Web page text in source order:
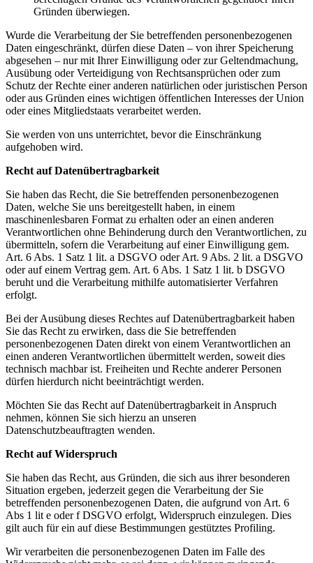
Gründen überwiegen.
Wurde die Verarbeitung der Sie betreffenden personenbezogenen
Daten eingeschränkt, dürfen diese Daten – von ihrer Speicherung
abgesehen – nur mit Ihrer Einwilligung oder zur Geltendmachung,
Ausübung oder Verteidigung von Rechtsansprüchen oder zum
Schutz der Rechte einer anderen natürlichen oder juristischen Person
oder aus Gründen eines wichtigen öffentlichen Interesses der Union
oder eines Mitgliedstaats verarbeitet werden.
Sie werden von uns unterrichtet, bevor die Einschränkung
aufgehoben wird.
Recht auf Datenübertragbarkeit
Sie haben das Recht, die Sie betreffenden personenbezogenen
Daten, welche Sie uns bereitgestellt haben, in einem
maschinenlesbaren Format zu erhalten oder an einen anderen
Verantwortlichen ohne Behinderung durch den Verantwortlichen, zu
übermitteln, sofern die Verarbeitung auf einer Einwilligung gem.
Art. 6 Abs. 1 Satz 1 lit. a DSGVO oder Art. 9 Abs. 2 lit. a DSGVO
oder auf einem Vertrag gem. Art. 6 Abs. 1 Satz 1 lit. b DSGVO
beruht und die Verarbeitung mithilfe automatisierter Verfahren
erfolgt.
Bei der Ausübung dieses Rechtes auf Datenübertragbarkeit haben
Sie das Recht zu erwirken, dass die Sie betreffenden
personenbezogenen Daten direkt von einem Verantwortlichen an
einen anderen Verantwortlichen übermittelt werden, soweit dies
technisch machbar ist. Freiheiten und Rechte anderer Personen
dürfen hierdurch nicht beeinträchtigt werden.
Möchten Sie das Recht auf Datenübertragbarkeit in Anspruch
nehmen, können Sie sich hierzu an unseren
Datenschutzbeauftragten wenden.
Recht auf Widerspruch
Sie haben das Recht, aus Gründen, die sich aus ihrer besonderen
Situation ergeben, jederzeit gegen die Verarbeitung der Sie
betreffenden personenbezogenen Daten, die aufgrund von Art. 6
Abs 1 lit e oder f DSGVO erfolgt, Widerspruch einzulegen. Dies
gilt auch für ein auf diese Bestimmungen gestütztes Profiling.
Wir verarbeiten die personenbezogenen Daten im Falle des